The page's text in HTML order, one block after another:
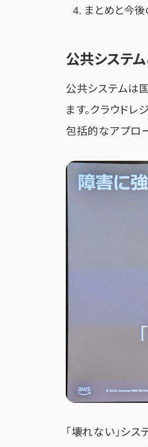
まとめと今
公共システ
公共システムは
ます。クラウド
包括的なアプロ
「壊れない」シ